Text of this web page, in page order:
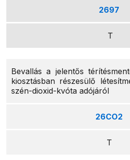
2697
T
Bevallás a jelentős
kiosztásban részesülő
szén-dioxid-kvóta adójáról
26CO2
T